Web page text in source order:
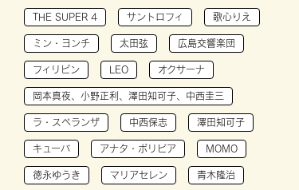
THE SUPER 4 サントロフィ 歌心りえ
ミン・ヨンチ 太田弦 広島交響楽団
フィリピン LEO オクサーナ
岡本真夜、小野正利、澤田知可子、中西圭三
ラ・スペランザ 中西保志 澤田知可子
キューバ アナタ・ボリビア MOMO
徳永ゆうき マリアセレン 青木隆治